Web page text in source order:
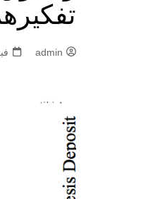
admin